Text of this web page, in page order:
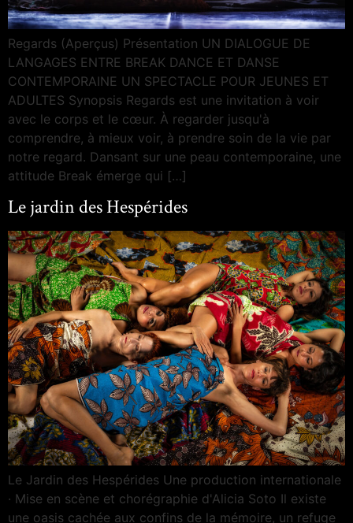
Regards (Aperçus) Présentation UN DIALOGUE DE
LANGAGES ENTRE BREAK DANCE ET DANSE
CONTEMPORAINE UN SPECTACLE POUR JEUNES ET
ADULTES Synopsis Regards est une invitation à voir
avec le corps et le cœur. À regarder jusqu'à
comprendre, à mieux voir, à prendre soin de la vie par
notre regard. Dansant sur une peau contemporaine, une
attitude Break émerge qui […]
Le jardin des Hespérides
Le Jardin des Hespérides Une production internationale
· Mise en scène et chorégraphie d'Alicia Soto Il existe
une oasis cachée aux confins de la mémoire, un refuge